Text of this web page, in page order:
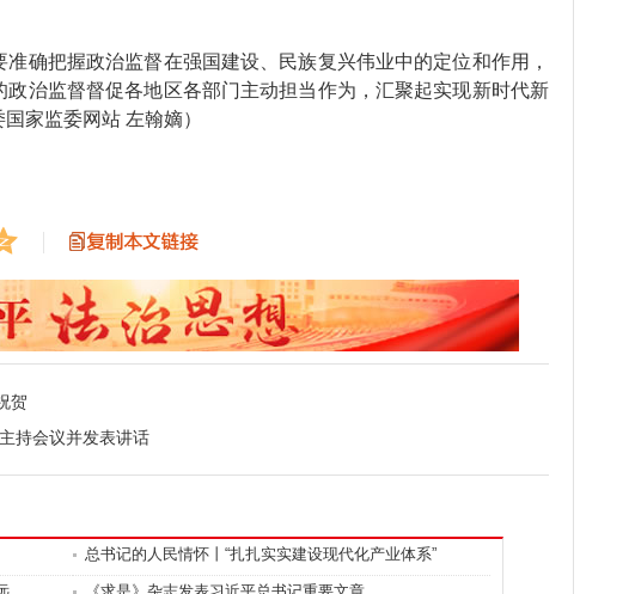
把握政治监督在强国建设、民族复兴伟业中的定位和作用，
治监督督促各地区各部门主动担当作为，汇聚起实现新时代新
家监委网站 左翰嫡）
贺
持会议并发表讲话
总书记的人民情怀丨“扎扎实实建设现代化产业体系”